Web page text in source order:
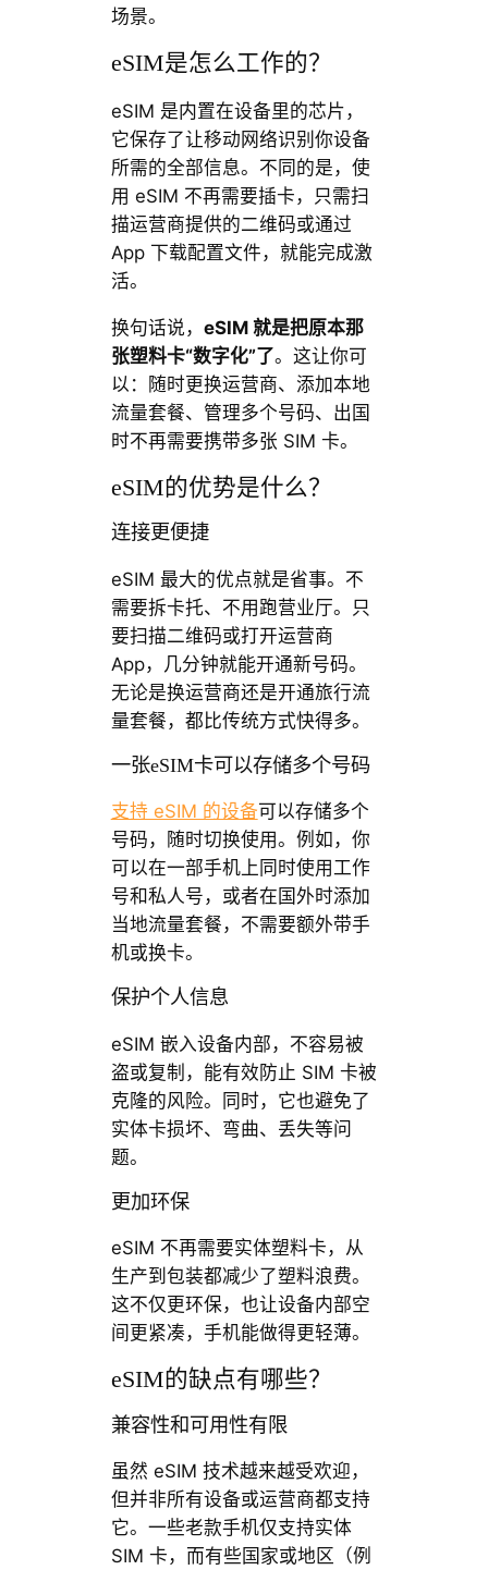
场景。
eSIM是怎么工作的？
eSIM 是内置在设备里的芯片，
它保存了让移动网络识别你设备
所需的全部信息。不同的是，使
用 eSIM 不再需要插卡，只需扫
描运营商提供的二维码或通过
App 下载配置文件，就能完成激
活。
换句话说， eSIM 就是把原本那
张塑料卡“数字化”了。这让你可
以：随时更换运营商、添加本地
流量套餐、管理多个号码、出国
时不再需要携带多张 SIM 卡。
eSIM的优势是什么？
连接更便捷
eSIM 最大的优点就是省事。不
需要拆卡托、不用跑营业厅。只
要扫描二维码或打开运营商
App，几分钟就能开通新号码。
无论是换运营商还是开通旅行流
量套餐，都比传统方式快得多。
一张eSIM卡可以存储多个号码
支持 eSIM 的设备可以存储多个
号码，随时切换使用。例如，你
可以在一部手机上同时使用工作
号和私人号，或者在国外时添加
当地流量套餐，不需要额外带手
机或换卡。
保护个人信息
eSIM 嵌入设备内部，不容易被
盗或复制，能有效防止 SIM 卡被
克隆的风险。同时，它也避免了
实体卡损坏、弯曲、丢失等问
题。
更加环保
eSIM 不再需要实体塑料卡，从
生产到包装都减少了塑料浪费。
这不仅更环保，也让设备内部空
间更紧凑，手机能做得更轻薄。
eSIM的缺点有哪些？
兼容性和可用性有限
虽然 eSIM 技术越来越受欢迎，
但并非所有设备或运营商都支持
它。一些老款手机仅支持实体
SIM 卡，而有些国家或地区（例